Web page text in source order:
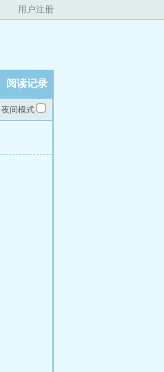
用户注册
阅读记录
夜间模式